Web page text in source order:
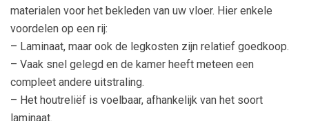
materialen voor het bekleden van uw vloer. Hier enkele
voordelen op een rij:
– Laminaat, maar ook de legkosten zijn relatief goedkoop.
– Vaak snel gelegd en de kamer heeft meteen een
compleet andere uitstraling.
– Het houtreliëf is voelbaar, afhankelijk van het soort
laminaat.